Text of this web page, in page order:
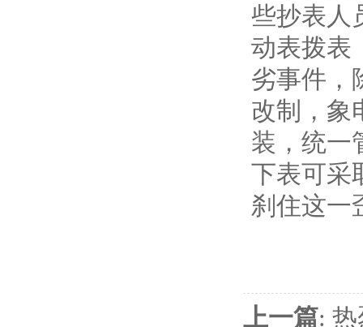
些抄表人
动表拨表
劣事件，
改制，象
装，统一
下表可采
刹住这一
上一篇: 热